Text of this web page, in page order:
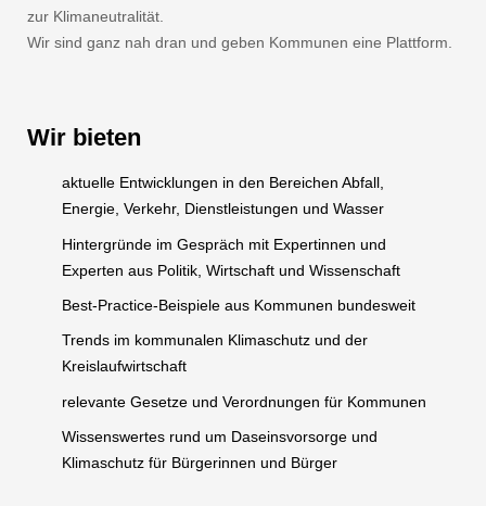
zur Klimaneutralität.
Wir sind ganz nah dran und geben Kommunen eine Plattform.
Wir bieten
aktuelle Entwicklungen in den Bereichen Abfall,
Energie, Verkehr, Dienstleistungen und Wasser
Hintergründe im Gespräch mit Expertinnen und
Experten aus Politik, Wirtschaft und Wissenschaft
Best-Practice-Beispiele aus Kommunen bundesweit
Trends im kommunalen Klimaschutz und der
Kreislaufwirtschaft
relevante Gesetze und Verordnungen für Kommunen
Wissenswertes rund um Daseinsvorsorge und
Klimaschutz für Bürgerinnen und Bürger